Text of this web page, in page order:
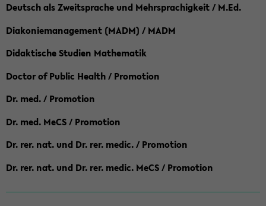
Deutsch als Zweitsprache und Mehrsprachigkeit / M.Ed.
Diakoniemanagement (MADM) / MADM
Didaktische Studien Mathematik
Doctor of Public Health / Promotion
Dr. med. / Promotion
Dr. med. MeCS / Promotion
Dr. rer. nat. und Dr. rer. medic. / Promotion
Dr. rer. nat. und Dr. rer. medic. MeCS / Promotion